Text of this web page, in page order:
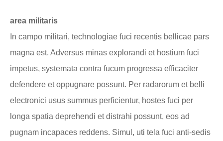
area militaris
In campo militari, technologiae fuci recentis bellicae pars
magna est. Adversus minas explorandi et hostium fuci
impetus, systemata contra fucum progressa efficaciter
defendere et oppugnare possunt. Per radarorum et belli
electronici usus summus perficientur, hostes fuci per
longa spatia deprehendi et distrahi possunt, eos ad
pugnam incapaces reddens. Simul, uti tela fuci anti-sedis